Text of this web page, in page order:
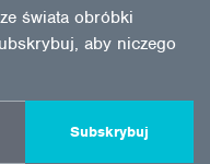
świata obróbki
aby niczego
Subskrybuj